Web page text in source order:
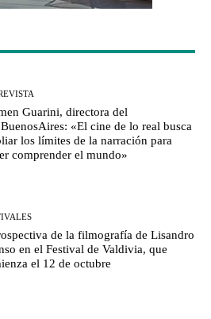
Guarini, directora del
«El cine de lo real busca
los límites de la narración para
comprender el mundo»
de la filmografía de Lisandro
en el Festival de Valdivia, que
el 12 de octubre